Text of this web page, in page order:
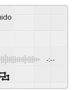
-:--